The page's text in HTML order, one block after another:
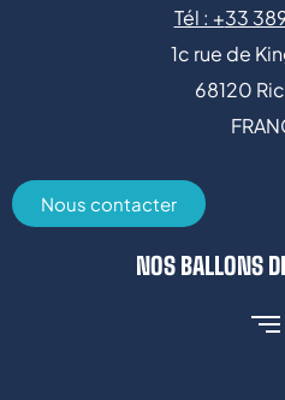
Tél : +33
1c rue de
68120
Nous contacter
NOS BALLONS